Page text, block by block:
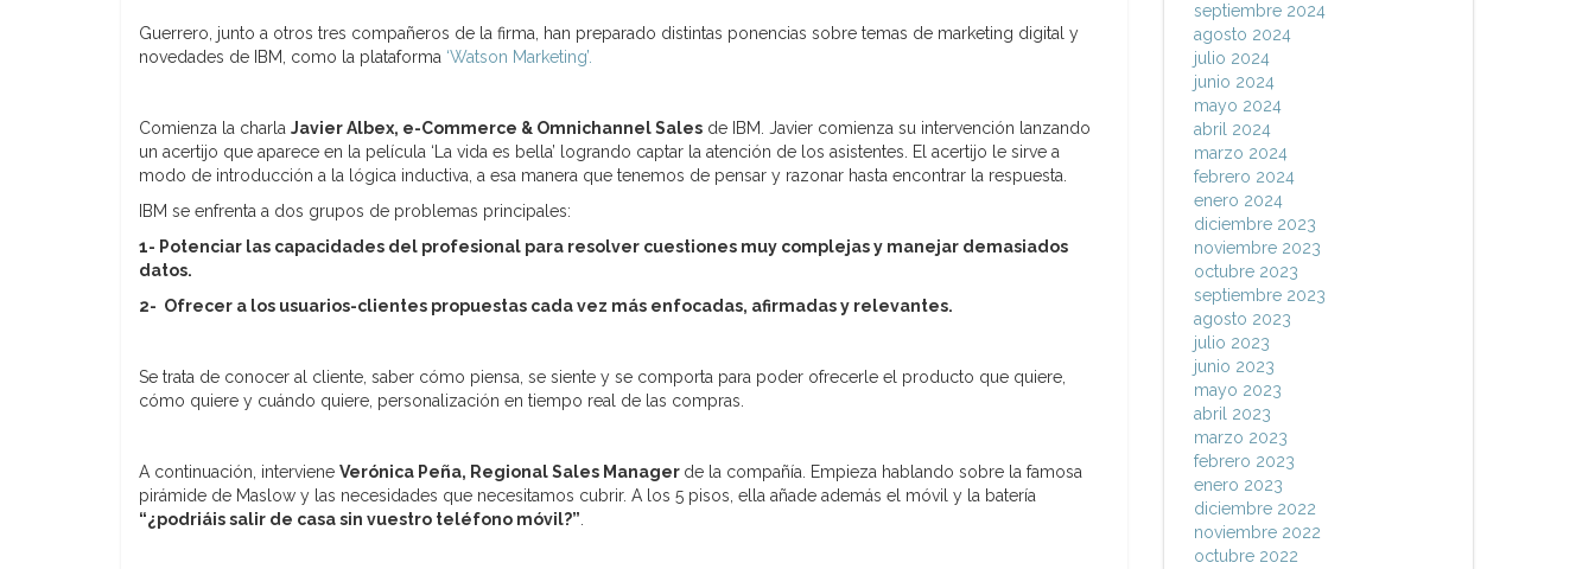
Guerrero, junto a otros tres compañeros de la firma, han preparado distintas ponencias sobre temas de marketing digital y
novedades de IBM, como la plataforma ‘Watson Marketing’.
Comienza la charla Javier Albex, e-Commerce & Omnichannel Sales de IBM. Javier comienza su intervención lanzando
un acertijo que aparece en la película ‘La vida es bella’ logrando captar la atención de los asistentes. El acertijo le sirve a
modo de introducción a la lógica inductiva, a esa manera que tenemos de pensar y razonar hasta encontrar la respuesta.
IBM se enfrenta a dos grupos de problemas principales:
1- Potenciar las capacidades del profesional para resolver cuestiones muy complejas y manejar demasiados
datos.
2- Ofrecer a los usuarios-clientes propuestas cada vez más enfocadas, afirmadas y relevantes.
Se trata de conocer al cliente, saber cómo piensa, se siente y se comporta para poder ofrecerle el producto que quiere,
cómo quiere y cuándo quiere, personalización en tiempo real de las compras.
A continuación, interviene Verónica Peña, Regional Sales Manager de la compañía. Empieza hablando sobre la famosa
pirámide de Maslow y las necesidades que necesitamos cubrir. A los 5 pisos, ella añade además el móvil y la batería
“¿podriáis salir de casa sin vuestro teléfono móvil?”
septiembre 2024
agosto 2024
julio 2024
junio 2024
mayo 2024
abril 2024
marzo 2024
febrero 2024
enero 2024
diciembre 2023
noviembre 2023
octubre 2023
septiembre 2023
agosto 2023
julio 2023
junio 2023
mayo 2023
abril 2023
marzo 2023
febrero 2023
enero 2023
diciembre 2022
noviembre 2022
octubre 2022